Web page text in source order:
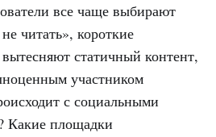
все чаще выбирают
читать», короткие
статичный контент,
участником
с социальными
Какие площадки